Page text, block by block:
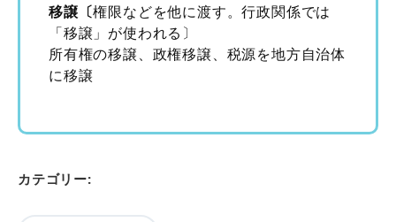
移譲〔権限などを他に渡す。行政関係では
「移譲」が使われる〕
所有権の移譲、政権移譲、税源を地方自治体
に移譲
カテゴリー: